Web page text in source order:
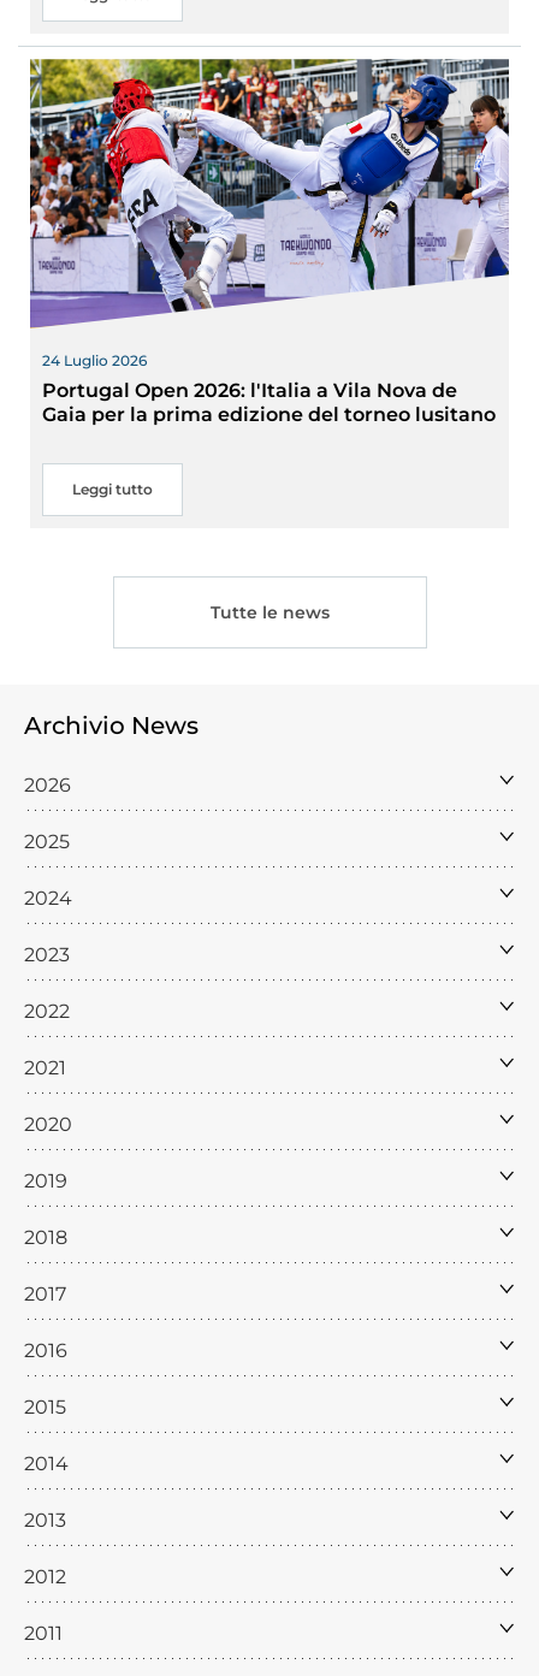
24 Luglio 2026
Portugal Open 2026: l'Italia a Vila Nova de
Gaia per la prima edizione del torneo lusitano
Leggi tutto
Tutte le news
Archivio News
2026
2025
2024
2023
2022
2021
2020
2019
2018
2017
2016
2015
2014
2013
2012
2011